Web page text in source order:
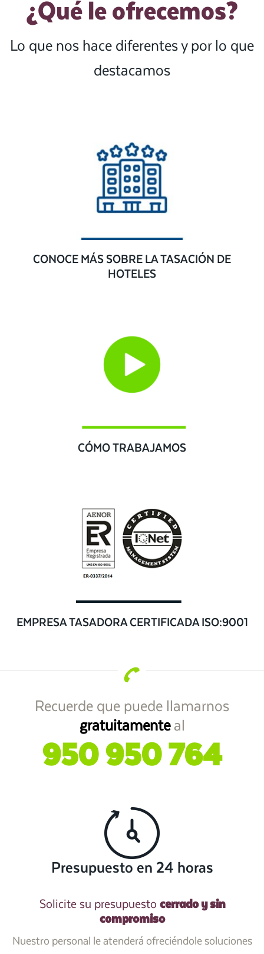
¿Qué le ofrecemos?
Lo que nos hace diferentes y por lo que
destacamos
CONOCE MÁS SOBRE LA TASACIÓN DE
HOTELES
CÓMO TRABAJAMOS
EMPRESA TASADORA CERTIFICADA ISO:9001
Recuerde que puede llamarnos
gratuitamenteal
950 950 764
Presupuesto en 24 horas
Solicite su presupuesto cerrado y sin
compromiso
Nuestro personal le atenderá ofreciéndole soluciones